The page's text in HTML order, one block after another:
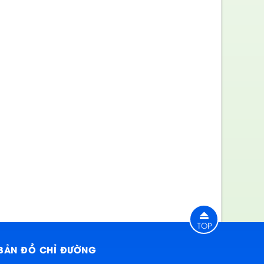
TOP
ĐỒ CHỈ ĐƯỜNG